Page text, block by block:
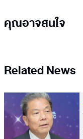
คุณอาจสนใจ
Related News